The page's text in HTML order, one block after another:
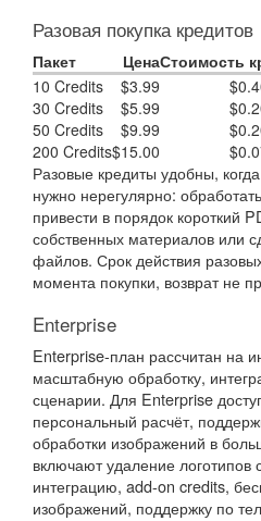
Разовая покупка кредитов
Пакет ЦенаСтоимость
10 Credits
$3.99
30 Credits
$5.99
50 Credits
$9.99
200 Credits$15.00
Разовые кредиты удобны,
нужно нерегулярно:
привести в порядок короткий
собственных материалов или
файлов. Срок действия
момента покупки, возврат не
Enterprise
Enterprise-план рассчитан на
масштабную обработку,
сценарии. Для Enterprise
персональный расчёт,
обработки изображений в
включают удаление логотипов
интеграцию, add-on credits,
изображений, поддержку по